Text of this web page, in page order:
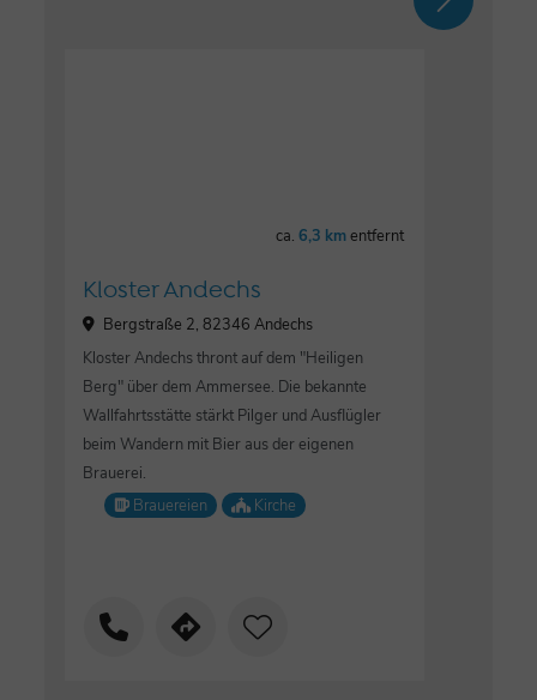
ca.6,3 kmentfernt
Kloster Andechs
Bergstraße 2, 82346 Andechs
Kloster Andechs thront auf dem "Heiligen
Berg" über dem Ammersee. Die bekannte
Wallfahrtsstätte stärkt Pilger und Ausflügler
beim Wandern mit Bier aus der eigenen
Brauerei.
Brauereien
Kirche